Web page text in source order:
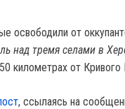
над тремя селами в
километрах от Кривого
, ссылаясь на